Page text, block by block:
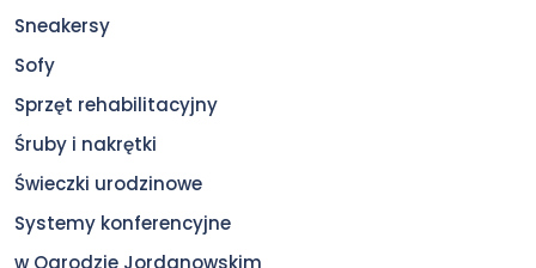
Sneakersy
Sofy
Sprzęt rehabilitacyjny
Śruby i nakrętki
Świeczki urodzinowe
Systemy konferencyjne
w Ogrodzie Jordanowskim